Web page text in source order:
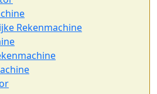
Rekenmachine